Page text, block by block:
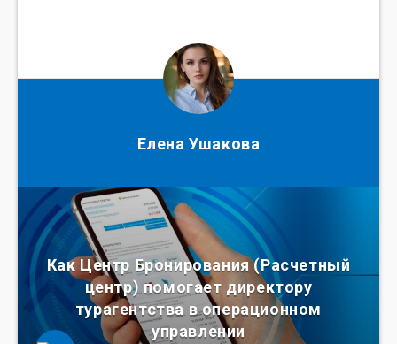
Елена Ушакова
Как Центр Бронирования (Расчетный
центр) помогает директору
турагентства в операционном
управлении